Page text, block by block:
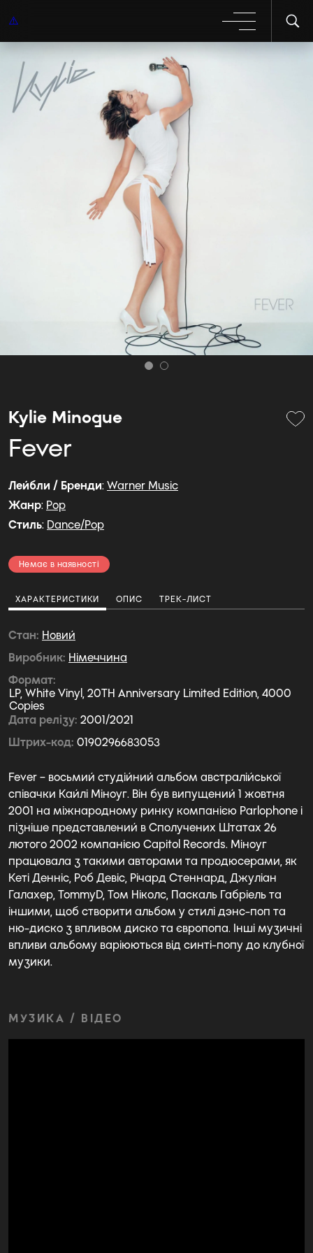
Kylie Minogue
Fever
Лейбли / Бренди: Warner Music
Жанр: Pop
Стиль: Dance/Pop
Немає в наявності
ХАРАКТЕРИСТИКИ ОПИС ТРЕК-ЛИСТ
Стан Новий
Виробник Німеччина
Формат
LP, White Vinyl, 20TH Anniversary Limited Edition, 4000
Copies
Дата релізу 2001/2021
Штрих-код 0190296683053
Fever – восьмий студійний альбом австралійської
співачки Кайлі Міноуг. Він був випущений 1 жовтня
2001 на міжнародному ринку компанією Parlophone і
пізніше представлений в Сполучених Штатах 26
лютого 2002 компанією Capitol Records. Міноуг
працювала з такими авторами та продюсерами, як
Кеті Денніс, Роб Девіс, Річард Стеннард, Джуліан
Галахер, TommyD, Том Ніколс, Паскаль Габріель та
іншими, щоб створити альбом у стилі дэнс-поп та
ню-диско з впливом диско та європопа. Інші музичні
впливи альбому варіюються від синті-попу до клубної
музики.
МУЗИКА / ВІДЕО